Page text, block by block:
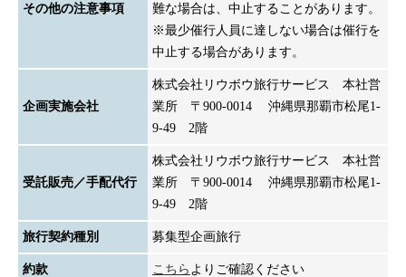
その他の注意事項
難な場合は、中止することがあります。
※最少催行人員に達しない場合は催行を
中止する場合があります。
企画実施会社
株式会社リウボウ旅行サービス 本社営
業所 〒900-0014 沖縄県那覇市松尾1-
9-49 2階
受託販売／手配代行
株式会社リウボウ旅行サービス 本社営
業所 〒900-0014 沖縄県那覇市松尾1-
9-49 2階
旅行契約種別 募集型企画旅行
約款 こちら よりご確認ください